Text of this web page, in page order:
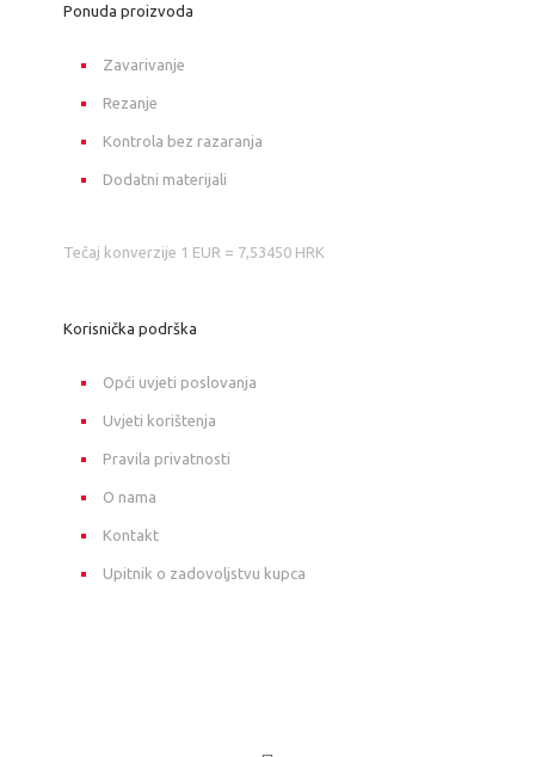
Ponuda proizvoda
Zavarivanje
Rezanje
Kontrola bez razaranja
Dodatni materijali
Tečaj konverzije 1 EUR = 7,53450 HRK
Korisnička podrška
Opći uvjeti poslovanja
Uvjeti korištenja
Pravila privatnosti
O nama
Kontakt
Upitnik o zadovoljstvu kupca